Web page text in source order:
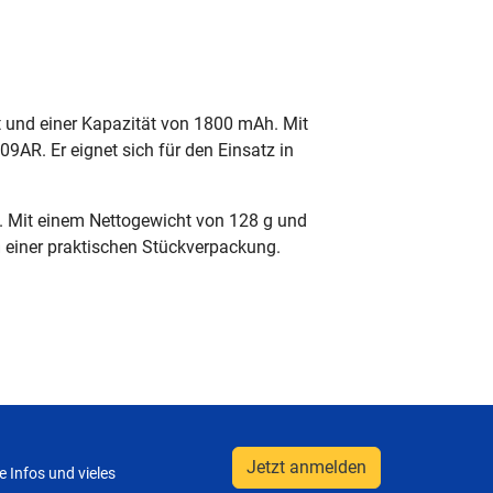
einer Kapazität von 1800 mAh. Mit
Er eignet sich für den Einsatz in
Mit einem Nettogewicht von 128 g und
praktischen Stückverpackung.
Infos und vieles
Jetzt anmelden